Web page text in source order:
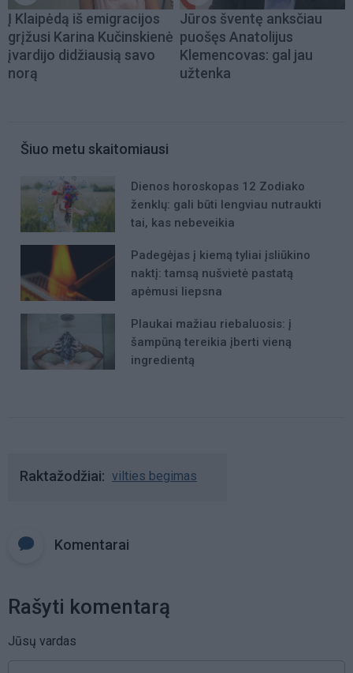
Į Klaipėdą iš emigracijos
grįžusi Karina Kučinskienė
įvardijo didžiausią savo
norą
Jūros šventę anksčiau
puošęs Anatolijus
Klemencovas: gal jau
užtenka
Šiuo metu skaitomiausi
Dienos horoskopas 12 Zodiako
ženklų: gali būti lengviau nutraukti
tai, kas nebeveikia
Padegėjas į kiemą tyliai įsliūkino
naktį: tamsą nušvietė pastatą
apėmusi liepsna
Plaukai mažiau riebaluosis: į
šampūną tereikia įberti vieną
ingredientą
Raktažodžiai vilties begimas
Komentarai
Rašyti komentarą
Jūsų vardas